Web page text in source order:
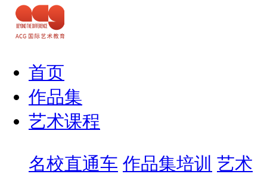
首页
作品集
艺术课程
名校直通车 作品集培训 艺术